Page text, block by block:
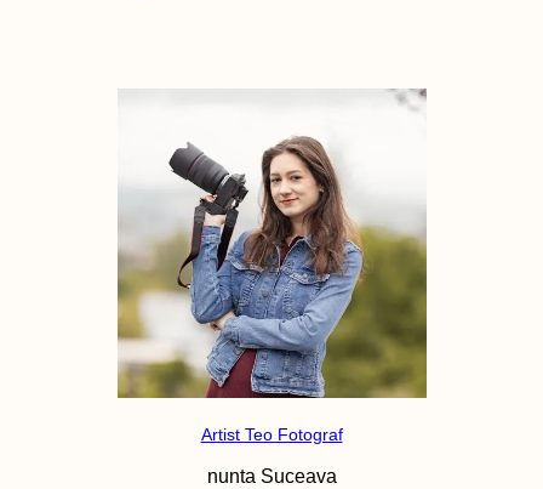
Artist Teo Fotograf
nunta Suceava